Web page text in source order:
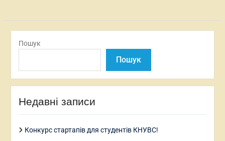
Пошук
Пошук
Недавні записи
Конкурс стартапів для студентів КНУВС!